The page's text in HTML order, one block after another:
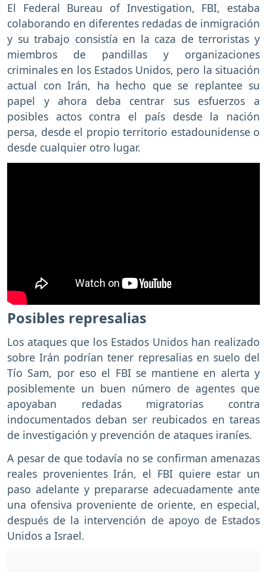
El Federal Bureau of Investigation, FBI, estaba
colaborando en diferentes redadas de inmigración
y su trabajo consistía en la caza de terroristas y
miembros de pandillas y organizaciones
criminales en los Estados Unidos, pero la situación
actual con Irán, ha hecho que se replantee su
papel y ahora deba centrar sus esfuerzos a
posibles actos contra el país desde la nación
persa, desde el propio territorio estadounidense o
desde cualquier otro lugar.
Posibles represalias
Los ataques que los Estados Unidos han realizado
sobre Irán podrían tener represalias en suelo del
Tío Sam, por eso el FBI se mantiene en alerta y
posiblemente un buen número de agentes que
apoyaban redadas migratorias contra
indocumentados deban ser reubicados en tareas
de investigación y prevención de ataques iraníes.
A pesar de que todavía no se confirman amenazas
reales provenientes Irán, el FBI quiere estar un
paso adelante y prepararse adecuadamente ante
una ofensiva proveniente de oriente, en especial,
después de la intervención de apoyo de Estados
Unidos a Israel.